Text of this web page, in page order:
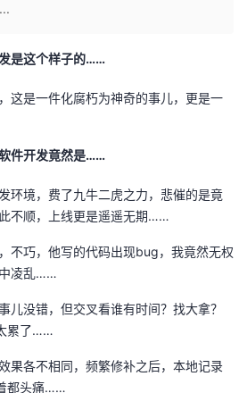
是这个样子的……
这是一件化腐朽为神奇的事儿，更是一
件开发竟然是……
环境，费了九牛二虎之力，悲催的是竟
不顺，上线更是遥遥无期……
不巧，他写的代码出现bug，我竟然无权
凌乱……
儿没错，但交叉看谁有时间？找大拿？
累了……
果各不相同，频繁修补之后，本地记录
都头痛……